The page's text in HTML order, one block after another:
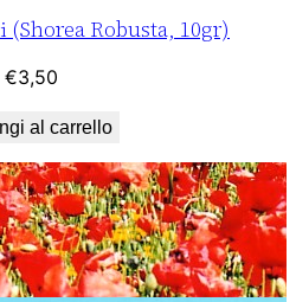
Robusta, 10gr)
€3,50
al carrello